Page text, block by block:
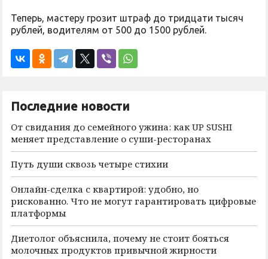
Теперь, мастеру грозит штраф до тридцати тысяч
рублей, водителям от 500 до 1500 рублей.
Последние новости
От свидания до семейного ужина: как UP SUSHI
меняет представление о суши-ресторанах
Путь души сквозь четыре стихии
Онлайн-сделка с квартирой: удобно, но
рискованно. Что не могут гарантировать цифровые
платформы
Диетолог объяснила, почему не стоит бояться
молочных продуктов привычной жирности